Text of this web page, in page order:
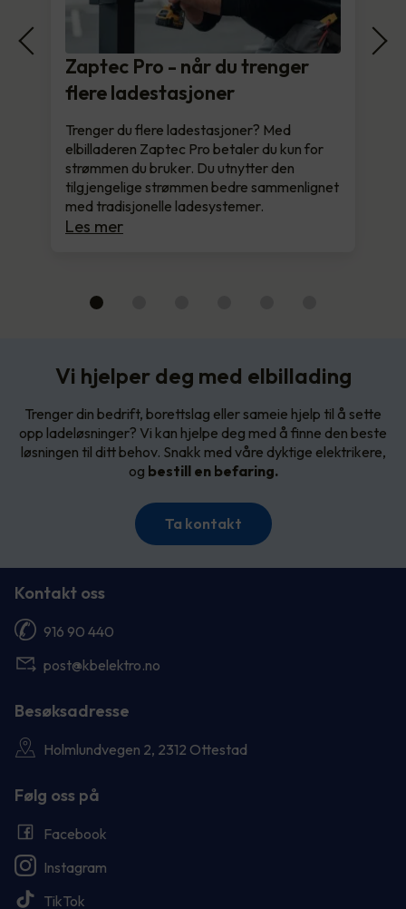
Zaptec Pro - når du trenger
flere ladestasjoner
Trenger du flere ladestasjoner? Med
elbilladeren Zaptec Pro betaler du kun for
strømmen du bruker. Du utnytter den
tilgjengelige strømmen bedre sammenlignet
med tradisjonelle ladesystemer.
Les mer
Vi hjelper deg med elbillading
Trenger din bedrift, borettslag eller sameie hjelp til å sette
opp ladeløsninger? Vi kan hjelpe deg med å finne den beste
løsningen til ditt behov. Snakk med våre dyktige elektrikere,
og bestill en befaring.
Ta kontakt
Kontakt oss
916 90 440
post@kbelektro.no
Besøksadresse
Holmlundvegen 2, 2312 Ottestad
Følg oss på
Facebook
Instagram
TikTok